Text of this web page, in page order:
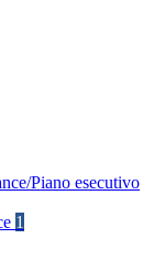
Piano esecutivo
1